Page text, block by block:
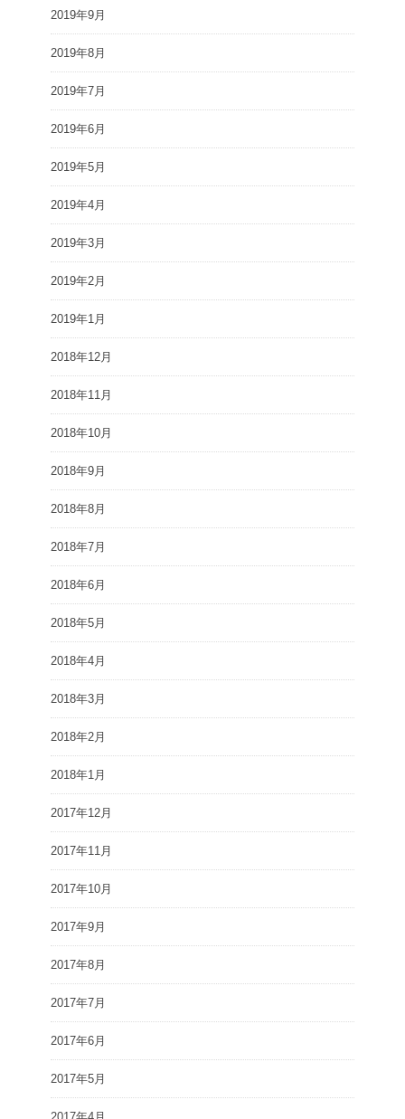
2019年9月
2019年8月
2019年7月
2019年6月
2019年5月
2019年4月
2019年3月
2019年2月
2019年1月
2018年12月
2018年11月
2018年10月
2018年9月
2018年8月
2018年7月
2018年6月
2018年5月
2018年4月
2018年3月
2018年2月
2018年1月
2017年12月
2017年11月
2017年10月
2017年9月
2017年8月
2017年7月
2017年6月
2017年5月